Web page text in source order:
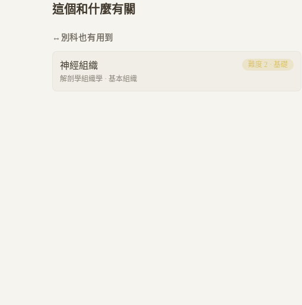
這個和什麼有關
↔ 別科也有用到
神經組織
解剖學組織學 · 基本組織
難度 2 · 基礎